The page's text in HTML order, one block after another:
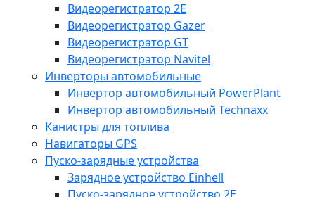
Видеорегистратор 2E
Видеорегистратор Gazer
Видеорегистратор GT
Видеорегистратор Navitel
Инверторы автомобильные
Инвертор автомобильный PowerPlant
Инвертор автомобильный Technaxx
Канистры для топлива
Навигаторы GPS
Пуско-зарядные устройства
Зарядное устройство Einhell